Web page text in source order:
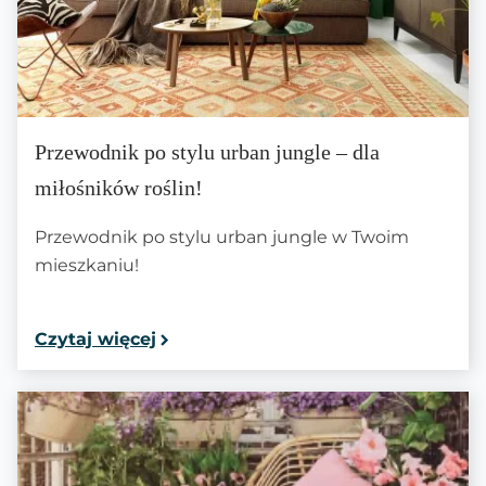
Przewodnik po stylu urban jungle – dla
miłośników roślin!
Przewodnik po stylu urban jungle w Twoim
mieszkaniu!
Czytaj więcej